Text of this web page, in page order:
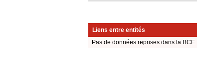
Liens entre entités
Pas de données reprises dans la BCE.